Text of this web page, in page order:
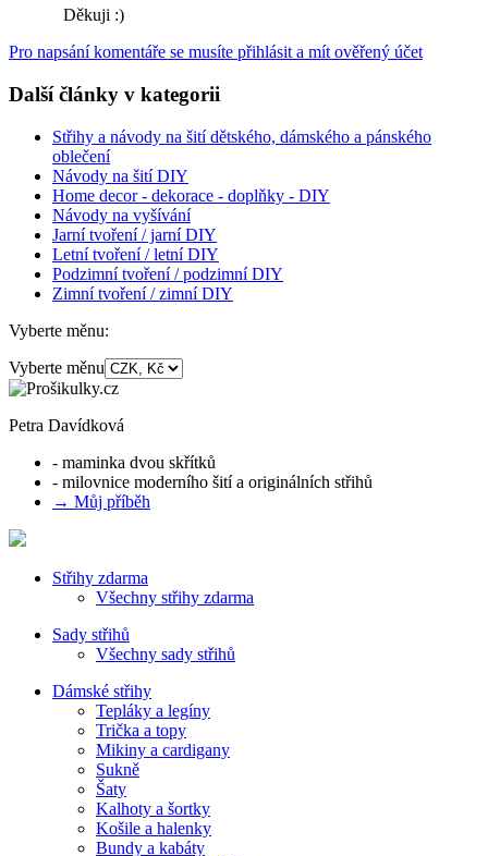
Děkuji :)
Pro napsání komentáře se musíte přihlásit a mít ověřený účet
Další články v kategorii
Střihy a návody na šití dětského, dámského a pánského
oblečení
Návody na šití DIY
Home decor - dekorace - doplňky - DIY
Návody na vyšívání
Jarní tvoření / jarní DIY
Letní tvoření / letní DIY
Podzimní tvoření / podzimní DIY
Zimní tvoření / zimní DIY
Vyberte měnu:
Vyberte měnu
Petra Davídková
- maminka dvou skřítků
- milovnice moderního šití a originálních střihů
→ Můj příběh
Střihy zdarma
Všechny střihy zdarma
Sady střihů
Všechny sady střihů
Dámské střihy
Tepláky a legíny
Trička a topy
Mikiny a cardigany
Sukně
Šaty
Kalhoty a šortky
Košile a halenky
Bundy a kabáty